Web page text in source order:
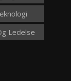
Ledelse